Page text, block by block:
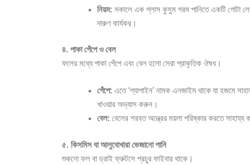
নিয়ম: সকালে এক গ্লাস কুসুম গরম পানিতে একটি গোটা
দারুণ কার্যকর।
৪. পাকা পেঁপে ও বেল
ফলের মধ্যে পাকা পেঁপে এবং বেল হলো সেরা প্রাকৃতিক ঔষধ।
পেঁপে: এতে ‘প্যাপাইন’ নামক এনজাইম থাকে যা হজমে
খাওয়ার অভ্যাস করুন।
বেল: বেলের শরবত অন্ত্রের ময়লা পরিষ্কার করতে সাহায্য
৫. কিসমিস বা আলুবোখারা ভেজানো পানি
শুকনো ফল বা ড্রাই ফ্রুটসে প্রচুর ফাইবার থাকে।